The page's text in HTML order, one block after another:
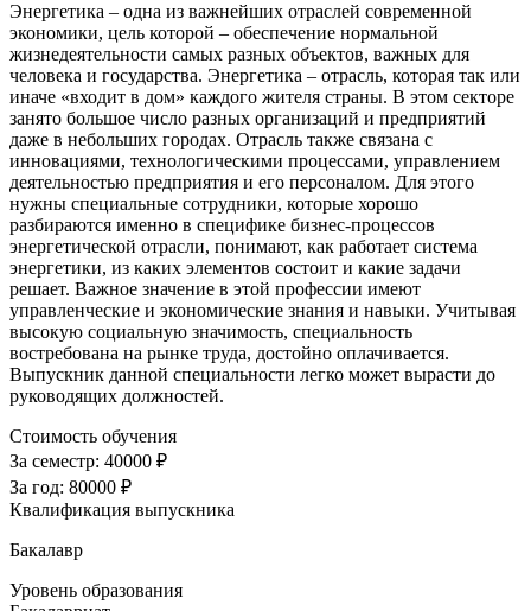
Энергетика – одна из важнейших отраслей современной
экономики, цель которой – обеспечение нормальной
жизнедеятельности самых разных объектов, важных для
человека и государства. Энергетика – отрасль, которая так или
иначе «входит в дом» каждого жителя страны. В этом секторе
занято большое число разных организаций и предприятий
даже в небольших городах. Отрасль также связана с
инновациями, технологическими процессами, управлением
деятельностью предприятия и его персоналом. Для этого
нужны специальные сотрудники, которые хорошо
разбираются именно в специфике бизнес-процессов
энергетической отрасли, понимают, как работает система
энергетики, из каких элементов состоит и какие задачи
решает. Важное значение в этой профессии имеют
управленческие и экономические знания и навыки. Учитывая
высокую социальную значимость, специальность
востребована на рынке труда, достойно оплачивается.
Выпускник данной специальности легко может вырасти до
руководящих должностей.
Стоимость обучения
За семестр: 40000 ₽
За год: 80000 ₽
Квалификация выпускника
Бакалавр
Уровень образования